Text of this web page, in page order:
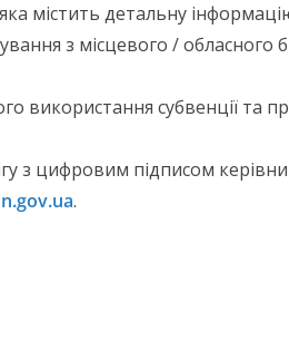
містить детальну
з місцевого /
використання субвенції та
з цифровим підписом
.